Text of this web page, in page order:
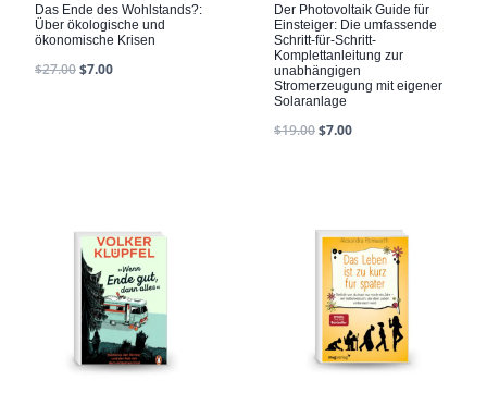
Das Ende des Wohlstands?:
Über ökologische und
ökonomische Krisen
$27.00$7.00
Der Photovoltaik Guide für
Einsteiger: Die umfassende
Schritt-für-Schritt-
Komplettanleitung zur
unabhängigen
Stromerzeugung mit eigener
Solaranlage
$19.00$7.00